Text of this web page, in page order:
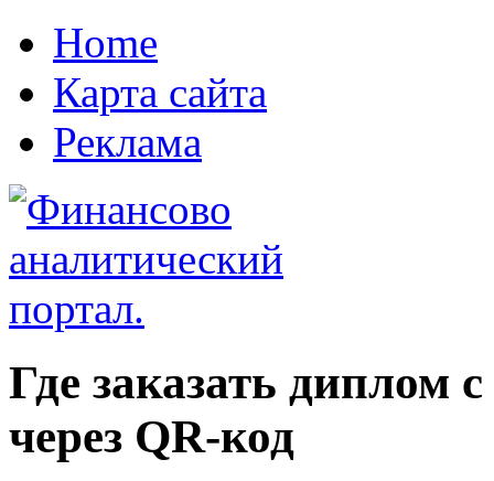
Home
Карта сайта
Реклама
Где заказать диплом
через QR-код